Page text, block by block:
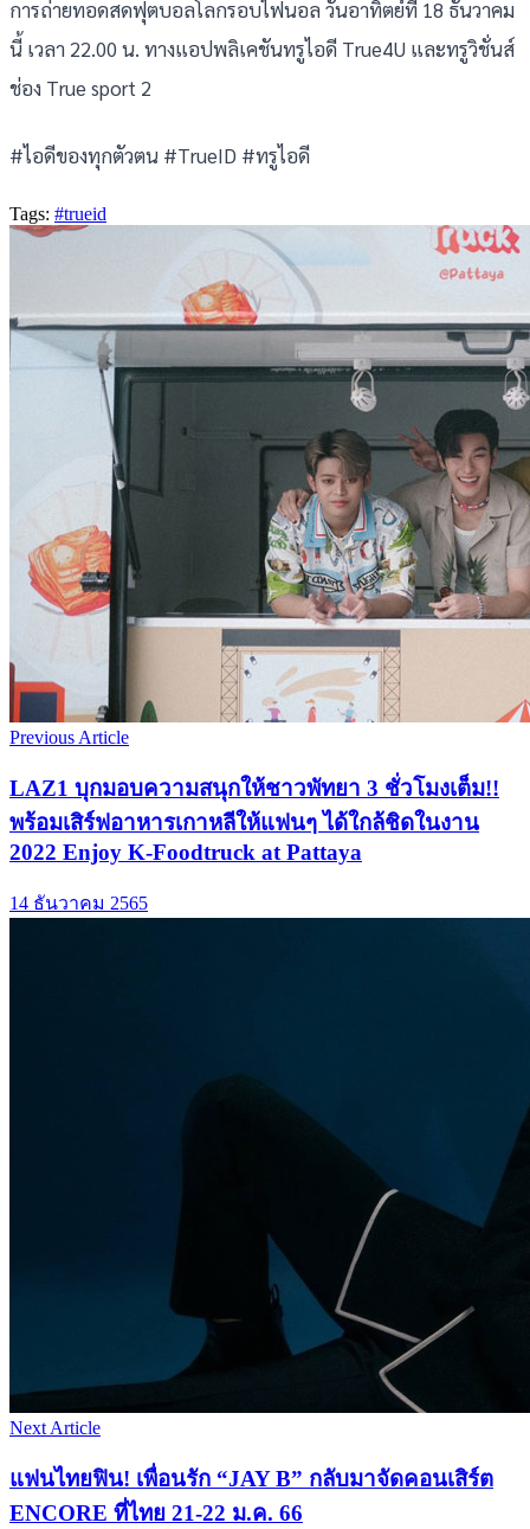
การถ่ายทอดสดฟุตบอลโลกรอบไฟนอล วันอาทิตย์ที่ 18 ธันวาคม
นี้ เวลา 22.00 น. ทางแอปพลิเคชันทรูไอดี True4U และทรูวิชั่นส์
ช่อง True sport 2
#ไอดีของทุกตัวตน #TrueID #ทรูไอดี
Tags: #trueid
Previous Article
LAZ1 บุกมอบความสนุกให้ชาวพัทยา 3 ชั่วโมงเต็ม!!
พร้อมเสิร์ฟอาหารเกาหลีให้แฟนๆ ได้ใกล้ชิดในงาน
2022 Enjoy K-Foodtruck at Pattaya
14 ธันวาคม 2565
Next Article
แฟนไทยฟิน! เพื่อนรัก “JAY B” กลับมาจัดคอนเสิร์ต
ENCORE ที่ไทย 21-22 ม.ค. 66